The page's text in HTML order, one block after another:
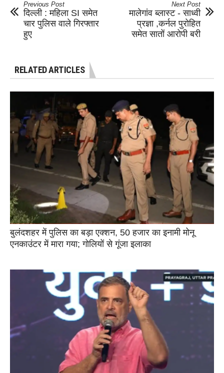
Previous Post
दिल्ली : महिला SI समेत
चार पुलिस वाले गिरफ्तार
हुए
Next Post
मालेगांव ब्लास्ट - साध्वी
प्रज्ञा ,कर्नल पुरोहित
समेत सातों आरोपी बरी
RELATED ARTICLES
बुलंदशहर में पुलिस का बड़ा एक्शन, 50 हजार का इनामी मोनू
एनकाउंटर में मारा गया; गोलियों से गूंजा इलाका